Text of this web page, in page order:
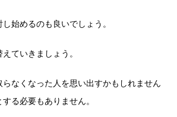
始めるのも良いでしょう。
ていきましょう。
なくなった人を思い出すかもしれません
る必要もありません。